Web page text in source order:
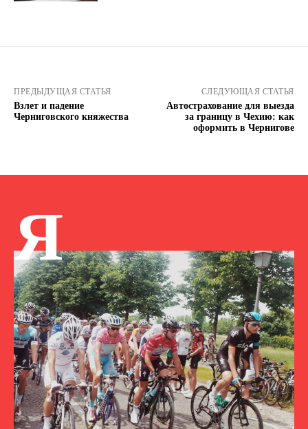
ПРЕДЫДУЩАЯ СТАТЬЯ
Взлет и падение
Черниговского княжества
СЛЕДУЮЩАЯ СТАТЬЯ
Автострахование для выезда
за границу в Чехию: как
оформить в Чернигове
Я